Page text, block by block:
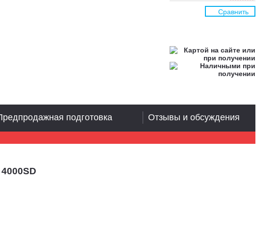
Сравнить
подготовка Отзывы и обсуждения